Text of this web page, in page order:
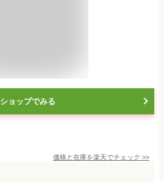
ショップでみる
価格と在庫を楽天でチェック >>